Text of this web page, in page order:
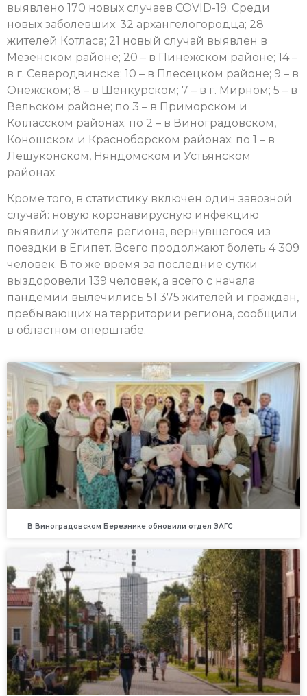
выявлено 170 новых случаев COVID-19. Среди
новых заболевших: 32 архангелогородца; 28
жителей Котласа; 21 новый случай выявлен в
Мезенском районе; 20 – в Пинежском районе; 14 –
в г. Северодвинске; 10 – в Плесецком районе; 9 – в
Онежском; 8 – в Шенкурском; 7 – в г. Мирном; 5 – в
Вельском районе; по 3 – в Приморском и
Котласском районах; по 2 – в Виноградовском,
Коношском и Красноборском районах; по 1 – в
Лешуконском, Няндомском и Устьянском
районах.
Кроме того, в статистику включен один завозной
случай: новую коронавирусную инфекцию
выявили у жителя региона, вернувшегося из
поездки в Египет. Всего продолжают болеть 4 309
человек. В то же время за последние сутки
выздоровели 139 человек, а всего с начала
пандемии вылечились 51 375 жителей и граждан,
пребывающих на территории региона, сообщили
в областном оперштабе.
В Виноградовском Березнике обновили отдел ЗАГС